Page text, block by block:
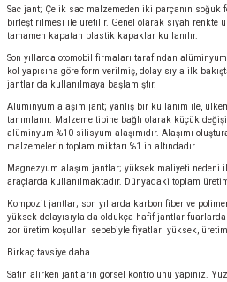
Sac jant; Çelik sac malzemeden iki parçanın soğuk
birleştirilmesi ile üretilir. Genel olarak siyah renkte
tamamen kapatan plastik kapaklar kullanılır.
Son yıllarda otomobil firmaları tarafından
kol yapısına göre form verilmiş, dolayısıyla ilk
jantlar da kullanılmaya başlamıştır.
Alüminyum alaşım jant; yanlış bir kullanım ile,
tanımlanır. Malzeme tipine bağlı olarak küçük
alüminyum %10 silisyum alaşımıdır. Alaşımı
malzemelerin toplam miktarı %1 in altındadır.
Magnezyum alaşım jantlar; yüksek maliyeti nedeni
araçlarda kullanılmaktadır. Dünyadaki toplam
Kompozit jantlar; son yıllarda karbon fiber ve
yüksek dolayısıyla da oldukça hafif jantlar
zor üretim koşulları sebebiyle fiyatları yüksek,
Birkaç tavsiye daha...
Satın alırken jantların görsel kontrolünü yapınız.